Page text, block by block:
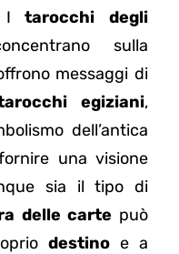
Itarocchi degli
sulla
messaggi di
egiziani,
dell’antica
una visione
sia il tipo di
delle carte può
destino e a